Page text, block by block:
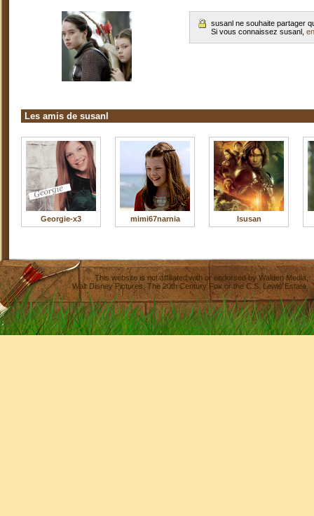
susanl ne souhaite partager
Si vous connaissez susanl,
Les amis de susanl
Georgie-x3 mimi67narnia lsusan
This website is not affiliated with or endorsed byWalden Media
Walt Disney Pictures,The 20th Century Fox or the C.S. Lewis Estate.